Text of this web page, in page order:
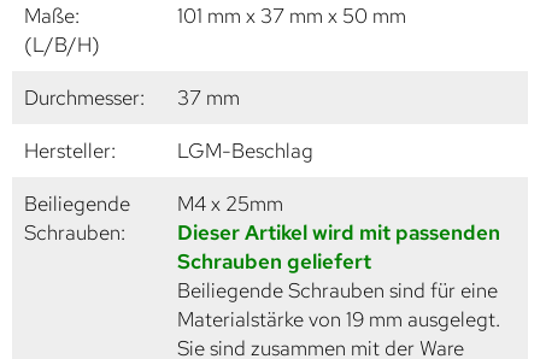
Maße:
(L/B/H)
101 mm x 37 mm x 50 mm
Durchmesser:
37 mm
Hersteller:
LGM-Beschlag
Beiliegende
Schrauben:
M4 x 25mm
Dieser Artikel wird mit passenden
Schrauben geliefert
Beiliegende Schrauben sind für eine
Materialstärke von 19 mm ausgelegt.
Sie sind zusammen mit der Ware